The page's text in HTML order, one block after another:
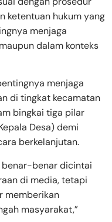
ketentuan hukum yang
menjaga
dalam konteks
menjaga
di tingkat kecamatan
bingkai tiga pilar
Desa) demi
berkelanjutan.
benar-benar dicintai
di media, tetapi
memberikan
masyarakat,”